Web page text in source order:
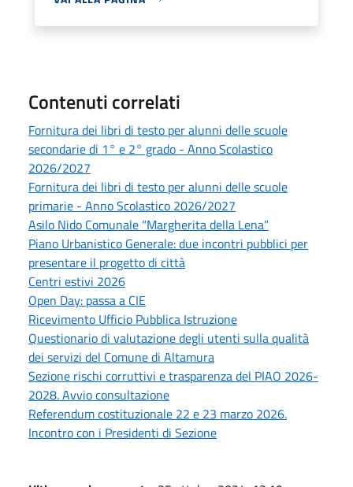
Contenuti correlati
Fornitura dei libri di testo per alunni delle scuole
secondarie di 1° e 2° grado - Anno Scolastico
2026/2027
Fornitura dei libri di testo per alunni delle scuole
primarie - Anno Scolastico 2026/2027
Asilo Nido Comunale “Margherita della Lena”
Piano Urbanistico Generale: due incontri pubblici per
presentare il progetto di città
Centri estivi 2026
Open Day: passa a CIE
Ricevimento Ufficio Pubblica Istruzione
Questionario di valutazione degli utenti sulla qualità
dei servizi del Comune di Altamura
Sezione rischi corruttivi e trasparenza del PIAO 2026-
2028. Avvio consultazione
Referendum costituzionale 22 e 23 marzo 2026.
Incontro con i Presidenti di Sezione